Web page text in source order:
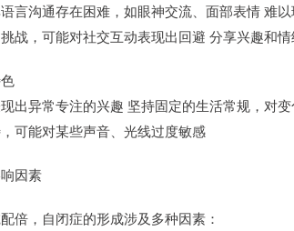
言沟通存在困难，如眼神交流、面部表情 难
战，可能对社交互动表现出回避 分享兴趣和
出异常专注的兴趣 坚持固定的生活常规，对
可能对某些声音、光线过度敏感
因素
倍，自闭症的形成涉及多种因素：